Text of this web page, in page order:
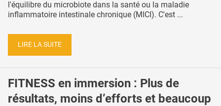
l'équilibre du microbiote dans la santé ou la maladie
inflammatoire intestinale chronique (MICI). C'est ...
LIRE LA SUITE
FITNESS en immersion : Plus de
résultats, moins d’efforts et beaucoup